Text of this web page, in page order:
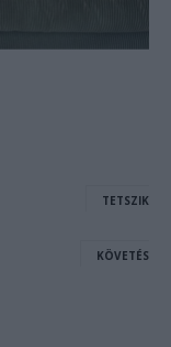
TETSZIK
KÖVETÉS